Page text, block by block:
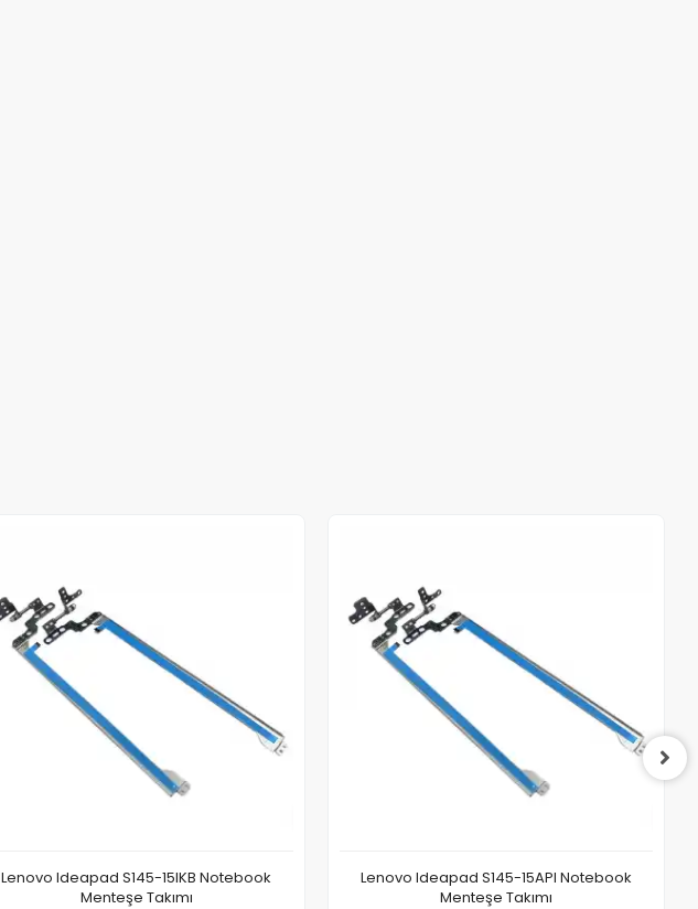
Lenovo Ideapad S145-15IKB Notebook
Menteşe Takımı
Lenovo Ideapad S145-15API Notebook
Menteşe Takımı